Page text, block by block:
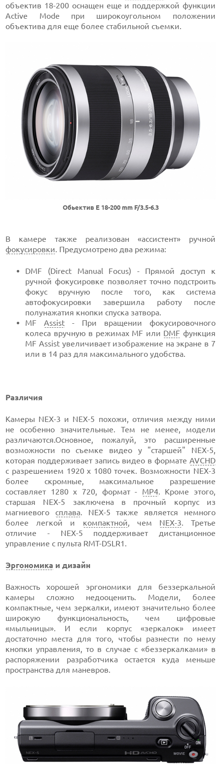
объектив 18-200 оснащен еще и поддержкой функции
Active Mode при широкоугольном положении
объектива для еще более стабильной съемки.
Обьектив E 18-200 mm F/3.5-6.3
В камере также реализован «ассистент» ручной
фокусировки. Предусмотрено два режима:
DMF (Direct Manual Focus) - Прямой доступ к
ручной фокусировке позволяет точно подстроить
фокус вручную после того, как система
автофокусировки завершила работу после
полунажатия кнопки спуска затвора.
MFAssist - При вращении фокусировочного
колеса вручную в режимах MF или DMF функция
MF Assist увеличивает изображение на экране в 7
или в 14 раз для максимального удобства.
Различия
Камеры NEX-3 и NEX-5 похожи, отличия между ними
не особенно значительные. Тем не менее, модели
различаются.Основное, пожалуй, это расширенные
возможности по съемке видео у "старшей" NEX-5,
которая поддерживает запись видео в формате AVCHD
c разрешением 1920 x 1080 точек. Возможности NEX-3
более скромные, максимальное разрешение
составляет 1280 x 720, формат - MP4. Кроме этого,
старшая NEX-5 заключена в прочный корпус из
магниевого сплава. NEX-5 также является немного
более легкой и компактной, чем NEX-3. Третье
отличие - NEX-5 поддерживает дистанционное
управление с пульта RMT-DSLR1.
Эргономика и дизайн
Важность хорошей эргономики для беззеркальной
камеры сложно недооценить. Модели, более
компактные, чем зеркалки, имеют значительно более
широкую функциональность, чем цифровые
«мыльницы». И если корпус «зеркалок» имеет
достаточно места для того, чтобы разнести по нему
кнопки управления, то в случае c «беззеркалками» в
распоряжении разработчика остается куда меньше
пространства для маневров.